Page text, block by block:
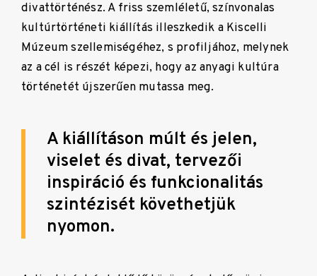
divattörténész. A friss szemléletű, színvonalas
kultúrtörténeti kiállítás illeszkedik a Kiscelli
Múzeum szellemiségéhez, s profiljához, melynek
az a cél is részét képezi, hogy az anyagi kultúra
történetét újszerűen mutassa meg.
A kiállításon múlt és jelen,
viselet és divat, tervezői
inspiráció és funkcionalitás
szintézisét követhetjük
nyomon.